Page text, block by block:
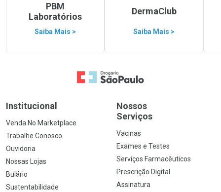
PBM
Laboratórios
Saiba Mais >
DermaClub
Saiba Mais >
Ir para a Home
Institucional
Venda No Marketplace
Trabalhe Conosco
Ouvidoria
Nossas Lojas
Bulário
Sustentabilidade
Nossos
Serviços
Vacinas
Exames e Testes
Serviços Farmacêuticos
Prescrição Digital
Assinatura